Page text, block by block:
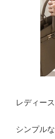
レディー
シンプル